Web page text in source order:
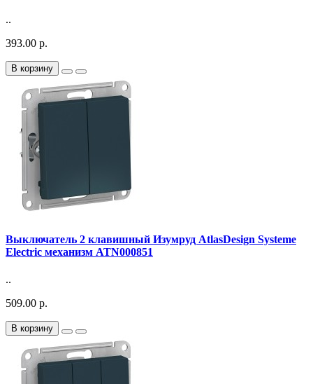
..
393.00 р.
В корзину
Выключатель 2 клавишный Изумруд AtlasDesign Systeme
Electric механизм ATN000851
..
509.00 р.
В корзину